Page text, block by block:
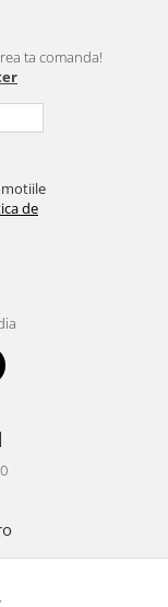
ta comanda!
de